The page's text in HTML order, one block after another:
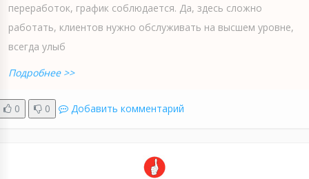
переработок, график соблюдается. Да, здесь сложно
работать, клиентов нужно обслуживать на высшем уровне,
всегда улыб
Подробнее >>
0 0 Добавить комментарий